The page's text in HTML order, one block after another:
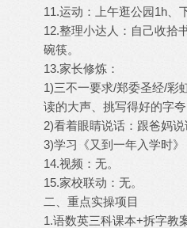
11.运动：上午逛公园1h、
12.整理小达人：自己收拾
碗筷。
13.家长修炼：
1)三不一要求/郑委圣经/彩
读的大声、挑写得好的字夸
2)看着眼睛说话：跟爸妈说
3)学习《又到一年入学时》
14.视频：无。
15.家校联动：无。
二、重点实操项目
1.语数英三科课本+拆字教